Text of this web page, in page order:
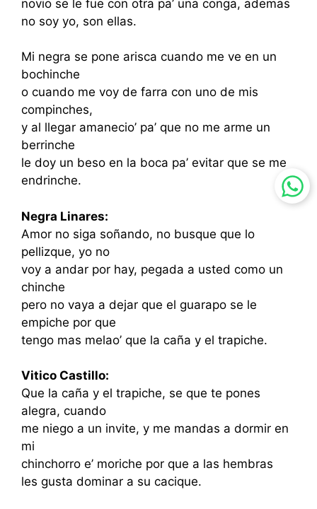
novio se le fue con otra pa’ una conga, ademas
no soy yo, son ellas.
Mi negra se pone arisca cuando me ve en un
bochinche
o cuando me voy de farra con uno de mis
compinches,
y al llegar amanecio’ pa’ que no me arme un
berrinche
le doy un beso en la boca pa’ evitar que se me
endrinche.
Negra Linares:
Amor no siga soñando, no busque que lo
pellizque, yo no
voy a andar por hay, pegada a usted como un
chinche
pero no vaya a dejar que el guarapo se le
empiche por que
tengo mas melao’ que la caña y el trapiche.
Vitico Castillo:
Que la caña y el trapiche, se que te pones
alegra, cuando
me niego a un invite, y me mandas a dormir en
mi
chinchorro e’ moriche por que a las hembras
les gusta dominar a su cacique.